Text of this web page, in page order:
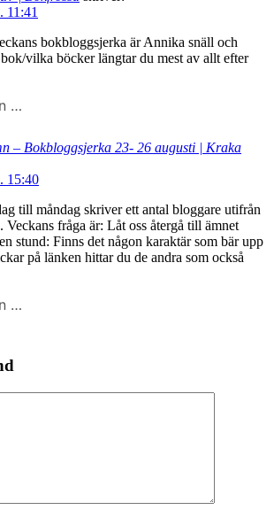
11:41
bokbloggsjerka är Annika snäll och
vilka böcker längtar du mest av allt efter
…
– Bokbloggsjerka 23- 26 augusti | Kraka
15:40
till måndag skriver ett antal bloggare utifrån
Veckans fråga är: Låt oss återgå till ämnet
stund: Finns det någon karaktär som bär upp
på länken hittar du de andra som också
…